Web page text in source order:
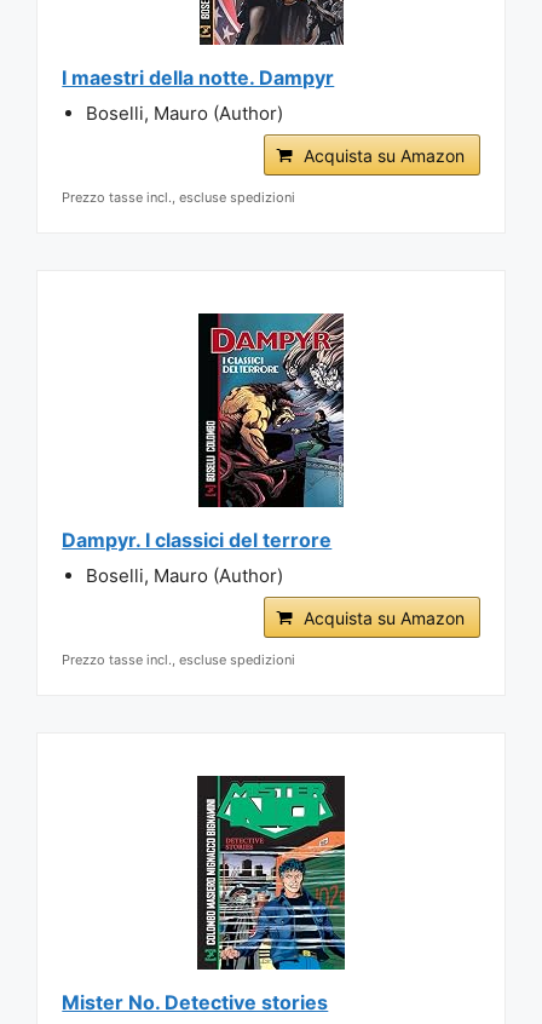
I maestri della notte. Dampyr
Boselli, Mauro (Author)
Acquista su Amazon
Prezzo tasse incl., escluse spedizioni
Dampyr. I classici del terrore
Boselli, Mauro (Author)
Acquista su Amazon
Prezzo tasse incl., escluse spedizioni
Mister No. Detective stories